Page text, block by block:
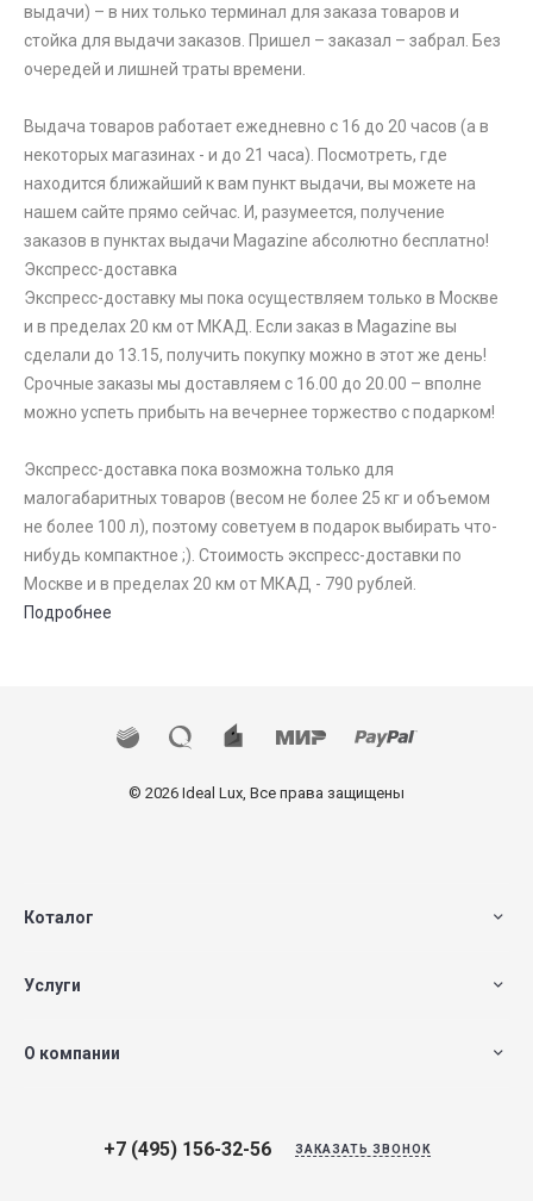
выдачи) – в них только терминал для заказа товаров и
стойка для выдачи заказов. Пришел – заказал – забрал. Без
очередей и лишней траты времени.
Выдача товаров работает ежедневно с 16 до 20 часов (а в
некоторых магазинах - и до 21 часа). Посмотреть, где
находится ближайший к вам пункт выдачи, вы можете на
нашем сайте прямо сейчас. И, разумеется, получение
заказов в пунктах выдачи Magazine абсолютно бесплатно!
Экспресс-доставка
Экспресс-доставку мы пока осуществляем только в Москве
и в пределах 20 км от МКАД. Если заказ в Magazine вы
сделали до 13.15, получить покупку можно в этот же день!
Срочные заказы мы доставляем с 16.00 до 20.00 – вполне
можно успеть прибыть на вечернее торжество с подарком!
Экспресс-доставка пока возможна только для
малогабаритных товаров (весом не более 25 кг и объемом
не более 100 л), поэтому советуем в подарок выбирать что-
нибудь компактное ;). Стоимость экспресс-доставки по
Москве и в пределах 20 км от МКАД - 790 рублей.
Подробнее
© 2026 Ideal Lux, Все права защищены
Коталог
Услуги
О компании
+7 (495) 156-32-56 ЗАКАЗАТЬ ЗВОНОК